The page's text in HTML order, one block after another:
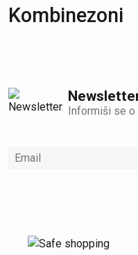
Kombinezoni
Informiši se o